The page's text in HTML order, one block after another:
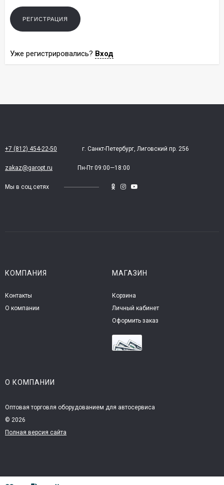
Уже регистрировались? Вход
+7 (812) 454-22-50 г. Санкт-Петербург, Лиговский пр. 256
zakaz@garopt.ru Пн-Пт 09:00—18:00
Мы в соц.сетях
КОМПАНИЯ
Контакты
О компании
МАГАЗИН
Корзина
Личный кабинет
Оформить заказ
О КОМПАНИИ
Оптовая торговля оборудованием для автосервиса
© 2026
Полная версия сайта